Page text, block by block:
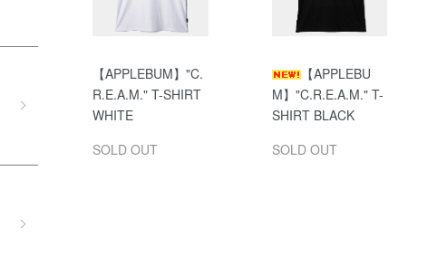
【APPLEBUM】"C.
R.E.A.M." T-SHIRT
WHITE
SOLD OUT
【APPLEBU
M】"C.R.E.A.M." T-
SHIRT BLACK
SOLD OUT